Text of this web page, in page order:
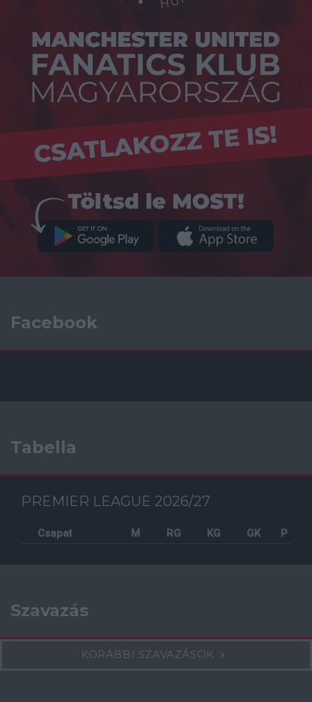
Facebook
Tabella
PREMIER LEAGUE 2026/27
Csapat M RG KG GK P
Szavazás
KORÁBBI SZAVAZÁSOK